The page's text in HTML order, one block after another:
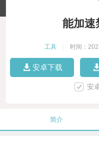
能加速
工具 时间：
安卓下载
安
简介